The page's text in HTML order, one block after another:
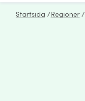
Startsida / Regioner /